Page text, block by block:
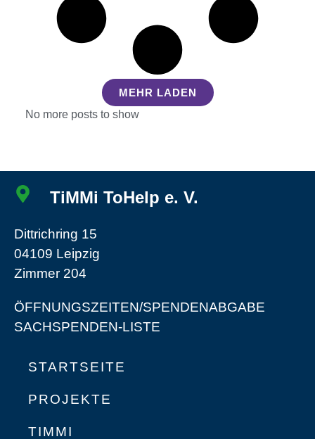
MEHR LADEN
No more posts to show
TiMMi ToHelp e. V.
Dittrichring 15
04109 Leipzig
Zimmer 204
ÖFFNUNGSZEITEN/SPENDENABGABE
SACHSPENDEN-LISTE
STARTSEITE
PROJEKTE
TIMMI